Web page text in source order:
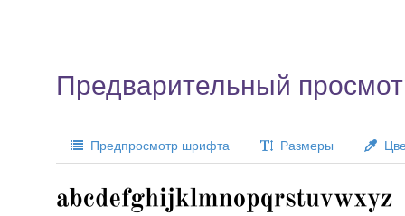
Предварительный
Предпросмотр шрифта Размеры